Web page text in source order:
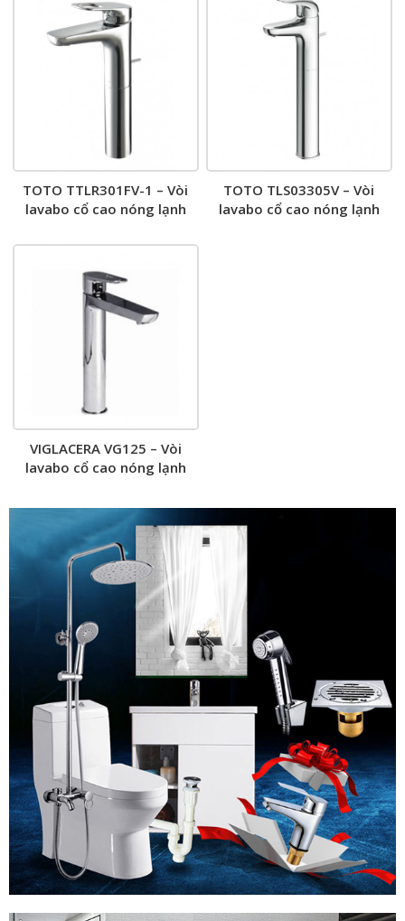
TOTO TTLR301FV-1 – Vòi
lavabo cổ cao nóng lạnh
TOTO TLS03305V – Vòi
lavabo cổ cao nóng lạnh
VIGLACERA VG125 – Vòi
lavabo cổ cao nóng lạnh